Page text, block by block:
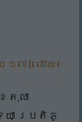
០១៧ | ដោយ៖
តុលា
ា ប្រតិភូ